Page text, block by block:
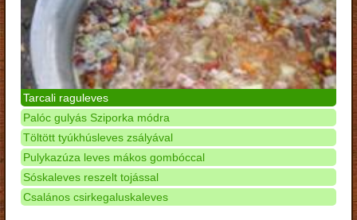
Tarcali raguleves
Palóc gulyás Sziporka módra
Töltött tyúkhúsleves zsályával
Pulykazúza leves mákos gombóccal
Sóskaleves reszelt tojással
Csalános csirkegaluskaleves